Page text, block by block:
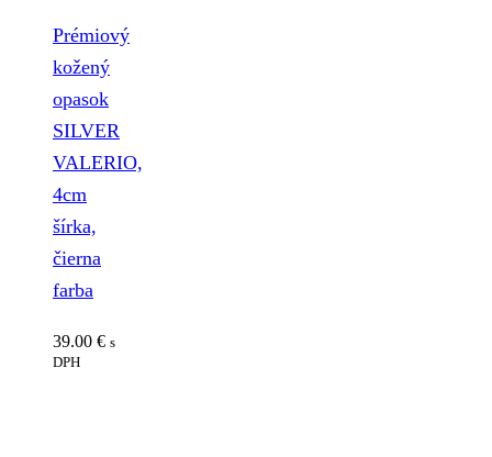
Prémiový
kožený
opasok
SILVER
VALERIO,
4cm
šírka,
čierna
farba
39.00 € s
DPH